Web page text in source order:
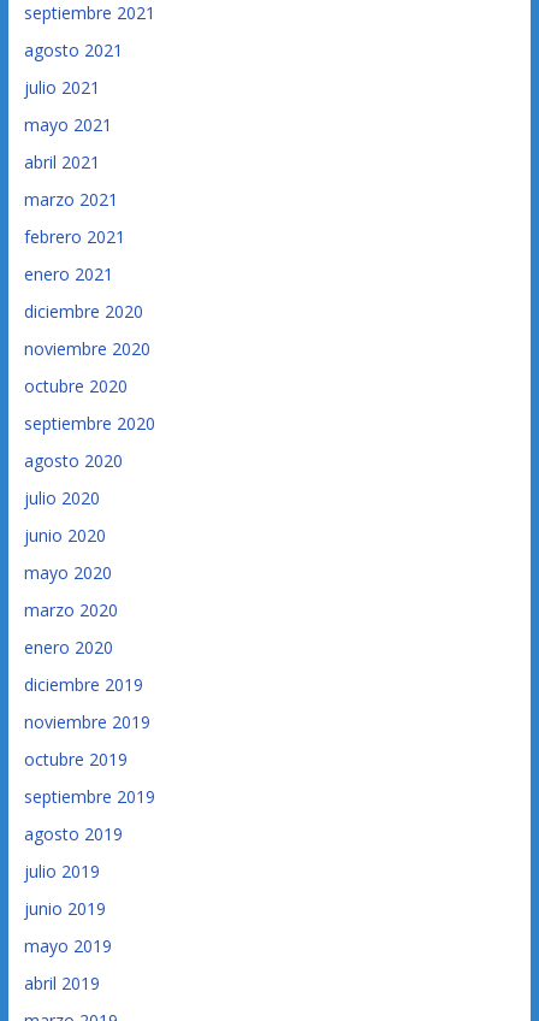
septiembre 2021
agosto 2021
julio 2021
mayo 2021
abril 2021
marzo 2021
febrero 2021
enero 2021
diciembre 2020
noviembre 2020
octubre 2020
septiembre 2020
agosto 2020
julio 2020
junio 2020
mayo 2020
marzo 2020
enero 2020
diciembre 2019
noviembre 2019
octubre 2019
septiembre 2019
agosto 2019
julio 2019
junio 2019
mayo 2019
abril 2019